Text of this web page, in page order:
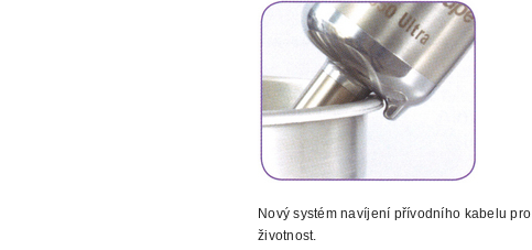
Nový systém navíjení přívodního kabelu pro
životnost.